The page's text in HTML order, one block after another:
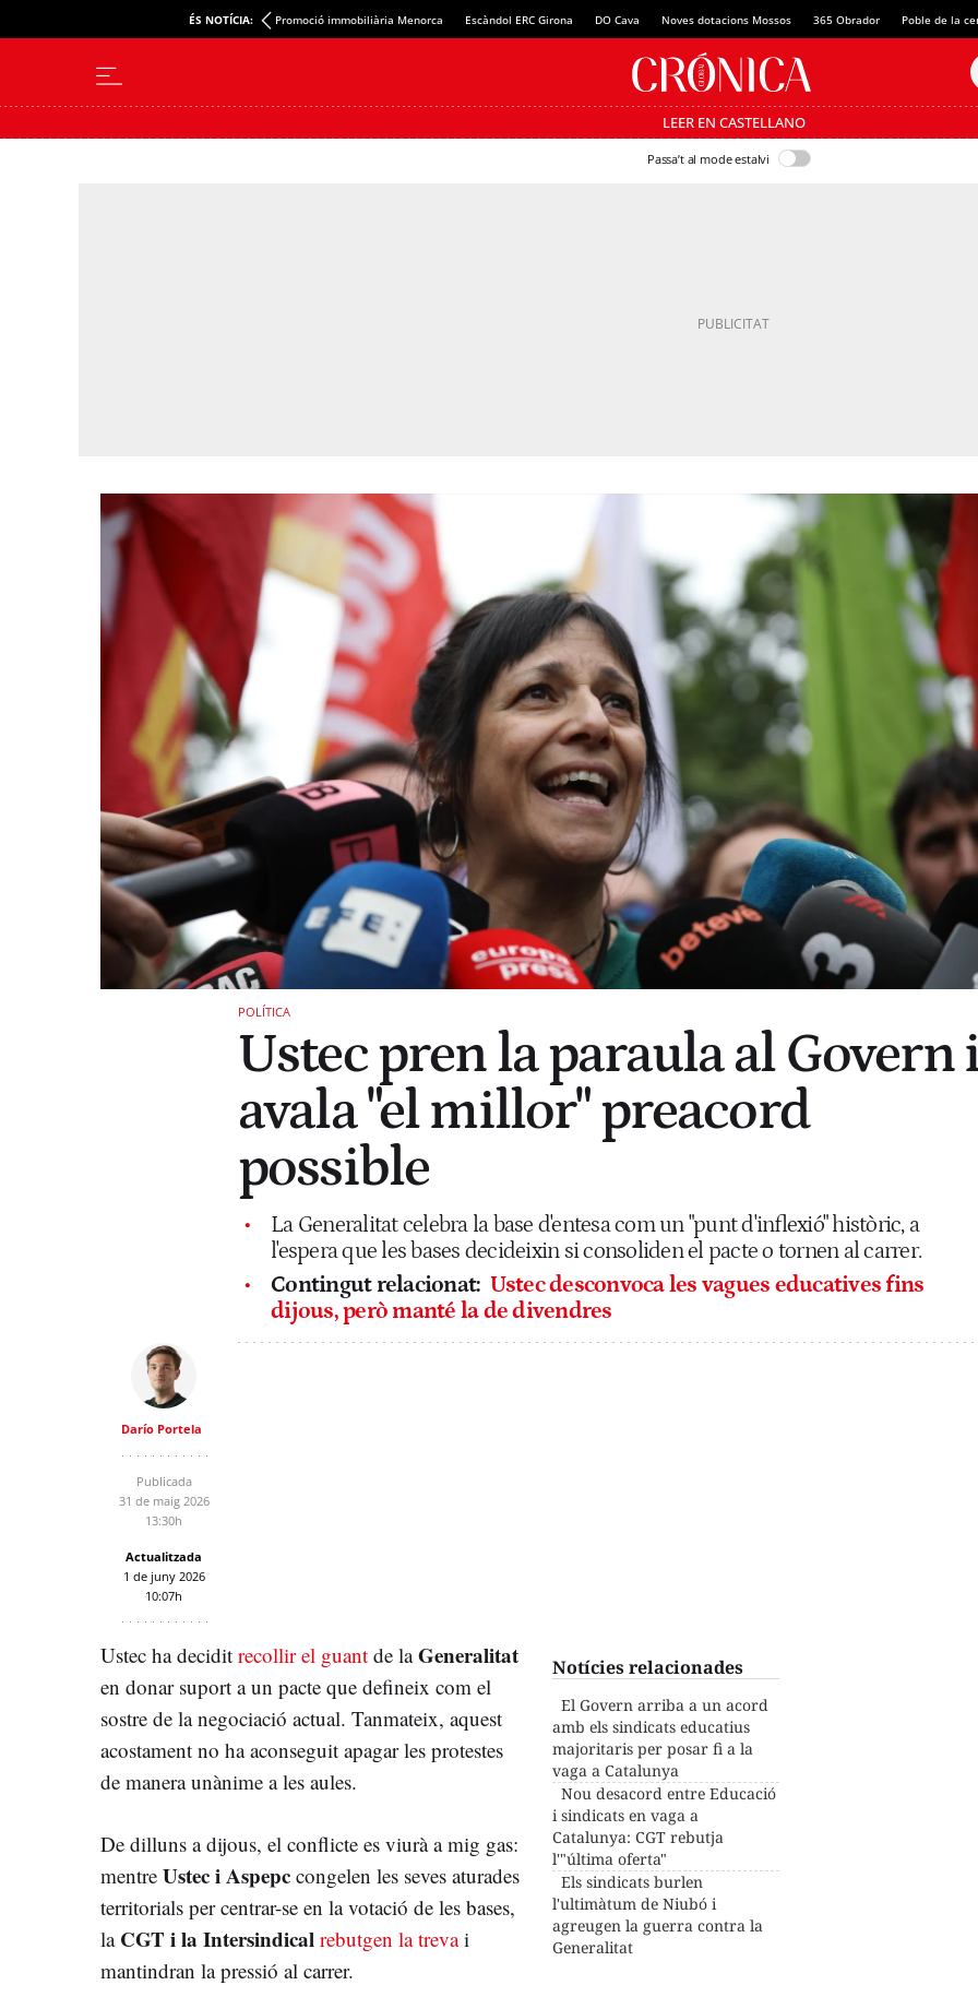
ÉS NOTÍCIA: Promoció immobiliària Menorca Escàndol ERC Girona DO Cava Noves dotacions Mossos 365 Obrador Poble de la
LEER EN CASTELLANO
Passa’t al mode estalvi
POLÍTICA
Ustec pren la paraula al Govern
avala "el millor" preacord
possible
La Generalitat celebra la base d'entesa com un "punt d'inflexió" històric, a
l'espera que les bases decideixin si consoliden el pacte o tornen al carrer.
Contingut relacionat: Ustec desconvoca les vagues educatives fins
dijous, però manté la de divendres
Darío Portela
Publicada
31 de maig 2026
13:30h
Actualitzada
1 de juny 2026
10:07h
Notícies relacionades
El Govern arriba a un acord
amb els sindicats educatius
majoritaris per posar fi a la
vaga a Catalunya
Nou desacord entre Educació
i sindicats en vaga a
Catalunya: CGT rebutja
l'"última oferta"
Els sindicats burlen
l'ultimàtum de Niubó i
agreugen la guerra contra la
Generalitat
Ustec ha decidit recollir el guant de laGeneralitat
en donar suport a un pacte que defineix com el
sostre de la negociació actual. Tanmateix, aquest
acostament no ha aconseguit apagar les protestes
de manera unànime a les aules.
De dilluns a dijous, el conflicte es viurà a mig gas:
mentre Ustec i Aspepc congelen les seves aturades
territorials per centrar-se en la votació de les bases,
la CGT i la Intersindical rebutgen la trevai
mantindran la pressió al carrer.